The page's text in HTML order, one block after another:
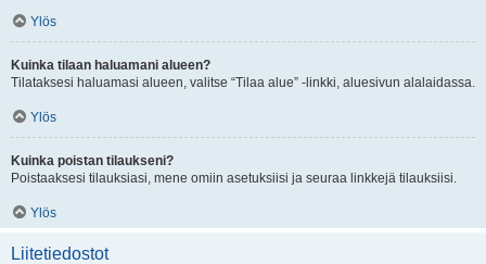
Ylös
Kuinka tilaan haluamani alueen?
Tilataksesi haluamasi alueen, valitse “Tilaa alue” -linkki, aluesivun alalaidassa.
Ylös
Kuinka poistan tilaukseni?
Poistaaksesi tilauksiasi, mene omiin asetuksiisi ja seuraa linkkejä tilauksiisi.
Ylös
Liitetiedostot